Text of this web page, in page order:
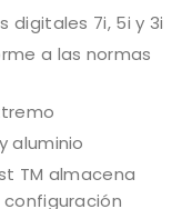
digitales 7i, 5i y 3i
a las normas
aluminio
TM almacena